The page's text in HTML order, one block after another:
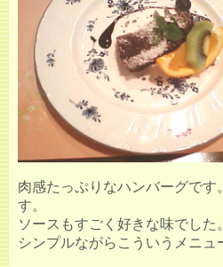
肉感たっぷりなハンバーグです
す。
ソースもすごく好きな味でした
シンプルながらこういうメニュ